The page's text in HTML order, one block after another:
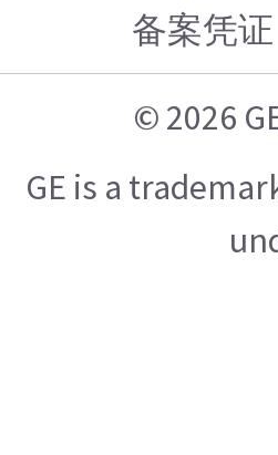
备案凭证
© 2026
GE is a